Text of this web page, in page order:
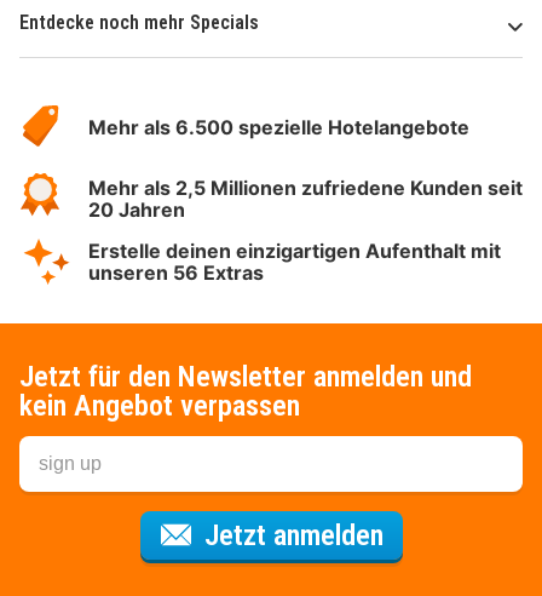
Entdecke noch mehr Specials
Hotelspecials
Mehr als 6.500 spezielle Hotelangebote
Mehr als 2,5 Millionen zufriedene Kunden seit
20 Jahren
Erstelle deinen einzigartigen Aufenthalt mit
unseren 56 Extras
Jetzt für den Newsletter anmelden und
kein Angebot verpassen
Jetzt anmeldenFür den